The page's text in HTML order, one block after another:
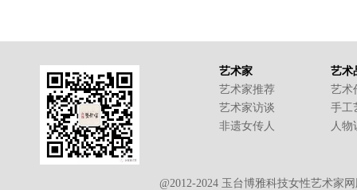
艺术家
艺术家推荐
艺术家访谈
非遗女传人
艺术
艺术
手工
人物
@2012-2024 玉台博雅科技女性艺术家